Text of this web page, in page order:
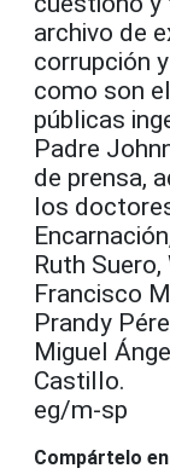
archivo de
corrupción
como son
públicas
Padre
de prensa,
los
Ruth
Francisco
Prandy
Miguel
Castillo.
eg/m-sp
Compártelo